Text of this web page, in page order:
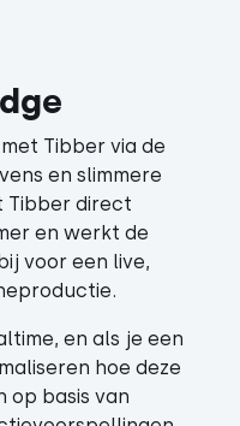
Tibber via de
en slimmere
Tibber direct
en werkt de
voor een live,
en als je een
hoe deze
op basis van